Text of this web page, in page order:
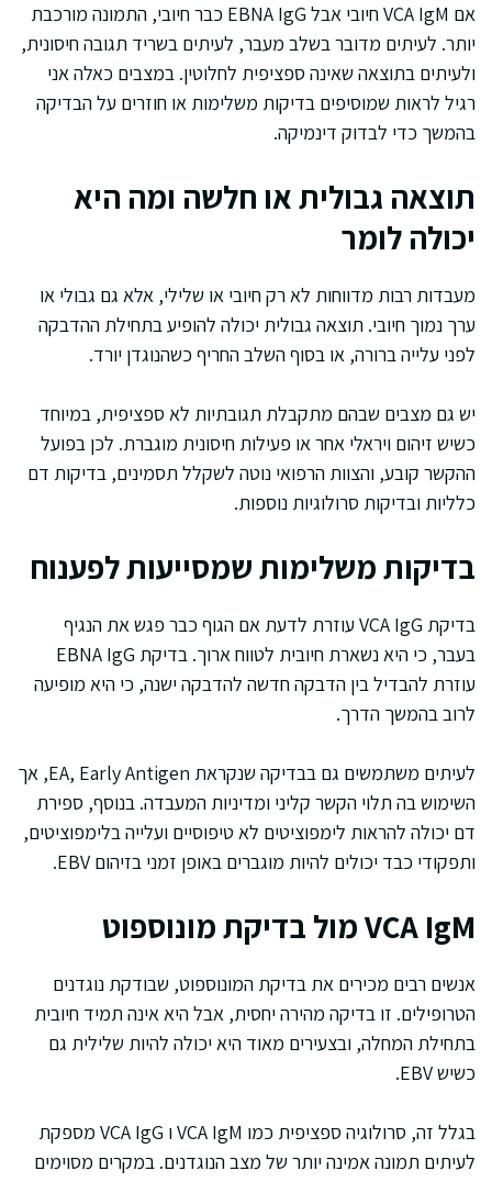
אם VCA IgM חיובי אבל EBNA IgG כבר חיובי, התמונה מורכבת
יותר. לעיתים מדובר בשלב מעבר, לעיתים בשריד תגובה חיסונית,
ולעיתים בתוצאה שאינה ספציפית לחלוטין. במצבים כאלה אני
רגיל לראות שמוסיפים בדיקות משלימות או חוזרים על הבדיקה
בהמשך כדי לבדוק דינמיקה.
תוצאה גבולית או חלשה ומה היא
יכולה לומר
מעבדות רבות מדווחות לא רק חיובי או שלילי, אלא גם גבולי או
ערך נמוך חיובי. תוצאה גבולית יכולה להופיע בתחילת ההדבקה
לפני עלייה ברורה, או בסוף השלב החריף כשהנוגדן יורד.
יש גם מצבים שבהם מתקבלת תגובתיות לא ספציפית, במיוחד
כשיש זיהום ויראלי אחר או פעילות חיסונית מוגברת. לכן בפועל
ההקשר קובע, והצוות הרפואי נוטה לשקלל תסמינים, בדיקות דם
כלליות ובדיקות סרולוגיות נוספות.
בדיקות משלימות שמסייעות לפענוח
בדיקת VCA IgG עוזרת לדעת אם הגוף כבר פגש את הנגיף
בעבר, כי היא נשארת חיובית לטווח ארוך. בדיקת EBNA IgG
עוזרת להבדיל בין הדבקה חדשה להדבקה ישנה, כי היא מופיעה
לרוב בהמשך הדרך.
לעיתים משתמשים גם בבדיקה שנקראת EA, Early Antigen, אך
השימוש בה תלוי הקשר קליני ומדיניות המעבדה. בנוסף, ספירת
דם יכולה להראות לימפוציטים לא טיפוסיים ועלייה בלימפוציטים,
ותפקודי כבד יכולים להיות מוגברים באופן זמני בזיהום EBV.
VCA IgM מול בדיקת מונוספוט
אנשים רבים מכירים את בדיקת המונוספוט, שבודקת נוגדנים
הטרופילים. זו בדיקה מהירה יחסית, אבל היא אינה תמיד חיובית
בתחילת המחלה, ובצעירים מאוד היא יכולה להיות שלילית גם
כשיש EBV.
בגלל זה, סרולוגיה ספציפית כמו VCA IgM ו VCA IgG מספקת
לעיתים תמונה אמינה יותר של מצב הנוגדנים. במקרים מסוימים